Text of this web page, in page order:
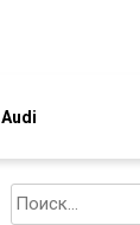
Audi